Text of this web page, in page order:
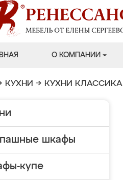
О КОМПАНИИ
КУХНИ → КУХНИ КЛАССИКА
шкафы
купе